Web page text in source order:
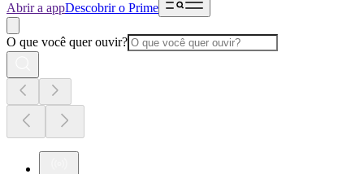
Abrir a appDescobrir o Prime
O que você quer ouvir?